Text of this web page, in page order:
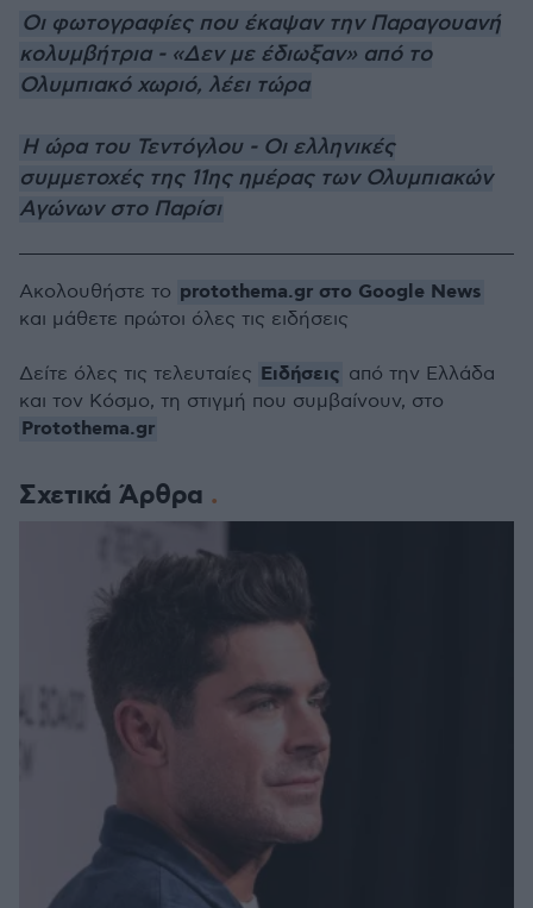
Οι φωτογραφίες που έκαψαν την Παραγουανή
κολυμβήτρια - «Δεν με έδιωξαν» από το
Ολυμπιακό χωριό, λέει τώρα
Η ώρα του Τεντόγλου - Οι ελληνικές
συμμετοχές της 11ης ημέρας των Ολυμπιακών
Αγώνων στο Παρίσι
Σχετικά Άρθρα
Ακολουθήστε το protothema.gr στο Google News
και μάθετε πρώτοι όλες τις ειδήσεις
Δείτε όλες τις τελευταίες Ειδήσεις από την Ελλάδα
και τον Κόσμο, τη στιγμή που συμβαίνουν, στο
Protothema.gr